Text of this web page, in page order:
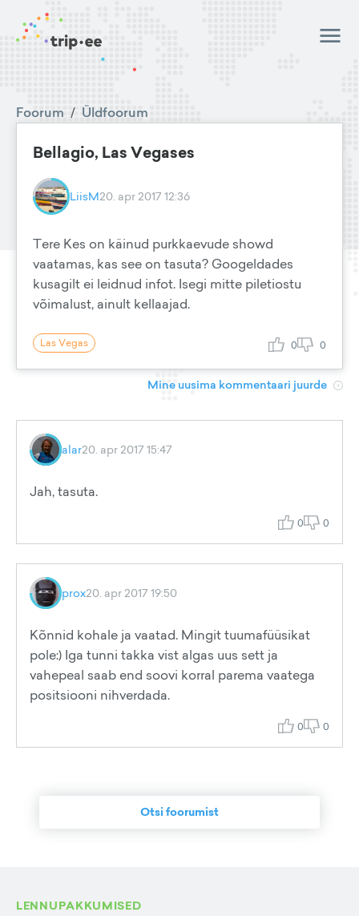
Foorum / Üldfoorum
Bellagio, Las Vegases
LiisM20. apr 2017 12:36
Tere Kes on käinud purkkaevude showd
vaatamas, kas see on tasuta? Googeldades
kusagilt ei leidnud infot. Isegi mitte piletiostu
võimalust, ainult kellaajad.
Las Vegas 0 0
Mine uusima kommentaari juurde
alar20. apr 2017 15:47
Jah, tasuta.
0 0
prox20. apr 2017 19:50
Kõnnid kohale ja vaatad. Mingit tuumafüüsikat
pole:) Iga tunni takka vist algas uus sett ja
vahepeal saab end soovi korral parema vaatega
positsiooni nihverdada.
0 0
Otsi foorumist
LENNUPAKKUMISED